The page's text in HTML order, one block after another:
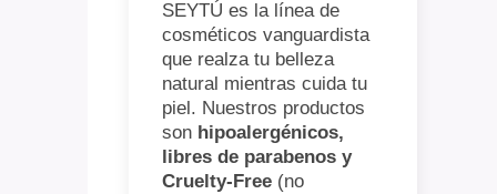
SEYTÚ es la línea de
cosméticos vanguardista
que realza tu belleza
natural mientras cuida tu
piel. Nuestros productos
son hipoalergénicos,
libres de parabenos y
Cruelty-Free (no